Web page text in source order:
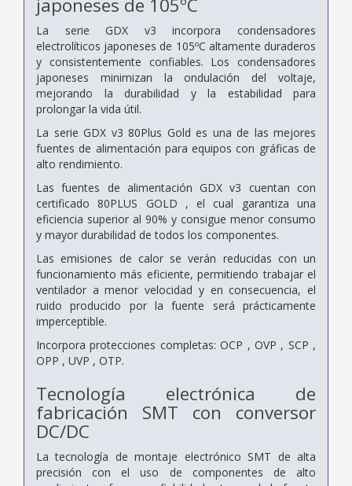
La serie GDX v3 incorpora condensadores
electrolíticos japoneses de 105ºC altamente duraderos
y consistentemente confiables. Los condensadores
japoneses minimizan la ondulación del voltaje,
mejorando la durabilidad y la estabilidad para
prolongar la vida útil.
La serie GDX v3 80Plus Gold es una de las mejores
fuentes de alimentación para equipos con gráficas de
alto rendimiento.
Las fuentes de alimentación GDX v3 cuentan con
certificado 80PLUS GOLD , el cual garantiza una
eficiencia superior al 90% y consigue menor consumo
y mayor durabilidad de todos los componentes.
Las emisiones de calor se verán reducidas con un
funcionamiento más eficiente, permitiendo trabajar el
ventilador a menor velocidad y en consecuencia, el
ruido producido por la fuente será prácticamente
imperceptible.
Incorpora protecciones completas: OCP , OVP , SCP ,
OPP , UVP , OTP.
Tecnología electrónica de
fabricación SMT con conversor
DC/DC
La tecnología de montaje electrónico SMT de alta
precisión con el uso de componentes de alto